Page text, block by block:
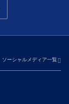
ソーシャルメディア一覧